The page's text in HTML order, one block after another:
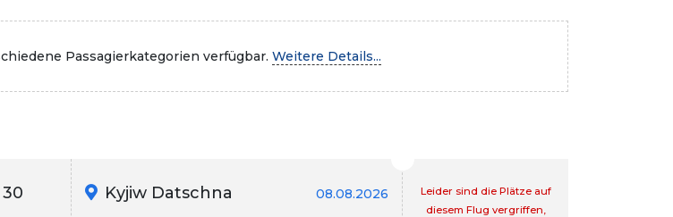
Passagierkategorien verfügbar. Weitere Details...
Kyjiw Datschna 08.08.2026
Leider sind die Plätze auf
diesem Flug vergriffen,